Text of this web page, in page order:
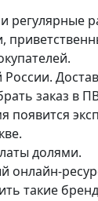
регулярные
России.
заказ в
появится
долями.
онлайн-
такие